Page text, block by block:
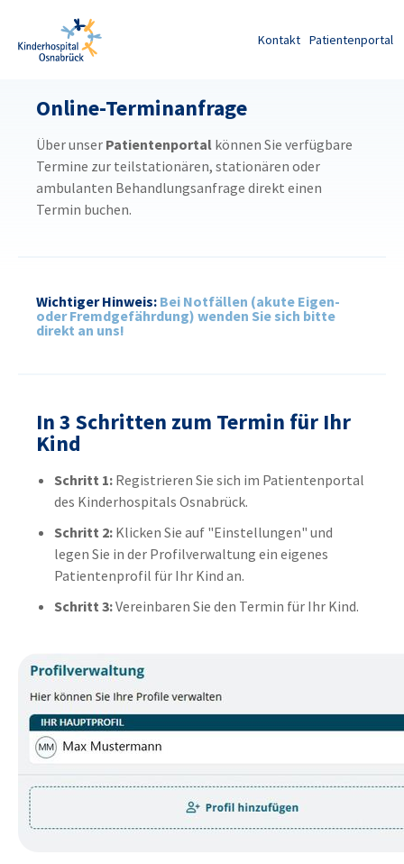
Kontakt Patientenportal
Online-Terminanfrage
Über unser Patientenportal können Sie verfügbare
Termine zur teilstationären, stationären oder
ambulanten Behandlungsanfrage direkt einen
Termin buchen.
Wichtiger Hinweis: Bei Notfällen (akute Eigen-
oder Fremdgefährdung) wenden Sie sich bitte
direkt an uns!
In 3 Schritten zum Termin für Ihr
Kind
Schritt 1: Registrieren Sie sich im Patientenportal
des Kinderhospitals Osnabrück.
Schritt 2: Klicken Sie auf "Einstellungen" und
legen Sie in der Profilverwaltung ein eigenes
Patientenprofil für Ihr Kind an.
Schritt 3:Vereinbaren Sie den Termin für Ihr Kind.